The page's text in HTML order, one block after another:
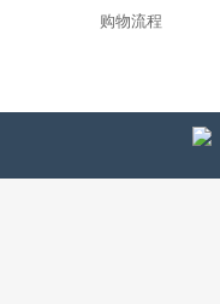
购物流程